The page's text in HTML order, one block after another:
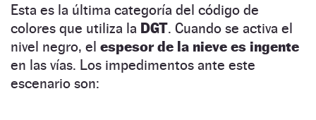
Esta es la última categoría del código de
colores que utiliza la DGT. Cuando se activa el
nivel negro, el espesor de la nieve es ingente
en las vías. Los impedimentos ante este
escenario son: